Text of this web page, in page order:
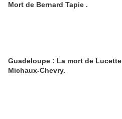
Mort de Bernard Tapie .
Guadeloupe : La mort de Lucette
Michaux-Chevry.